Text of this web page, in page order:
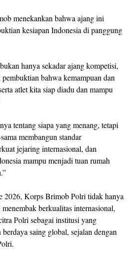
menekankan bahwa ajang ini
kesiapan Indonesia di panggung
hanya sekadar ajang kompetisi,
bahwa kemampuan dan
atlet kita siap diadu dan mampu
tentang siapa yang menang, tetapi
membangun standar
jejaring internasional, dan
mampu menjadi tuan rumah
2026, Korps Brimob Polri tidak hanya
berkualitas internasional,
Polri sebagai institusi yang
saing global, sejalan dengan